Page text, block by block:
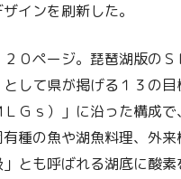
インを刷新した。
０ページ。琵琶湖版のＳ
して県が掲げる１３の
Ｇｓ）」に沿った構成
種の魚や湖魚料理、外
とも呼ばれる湖底に酸